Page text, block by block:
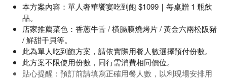
本方案內容：單人奢華饗宴吃到飽 $1099｜每桌贈 1 瓶飲
品。
店家推薦菜色：香蔥牛舌 / 橫膈膜燒烤片 / 黃金六兩松阪豬
/ 鮮甜干貝等。
此為單人吃到飽方案，請依實際用餐人數選擇預付份數。
此方案不限使用份數，同行需消費相同價位。
貼心提醒：預訂前請填寫正確用餐人數，以利現場安排用